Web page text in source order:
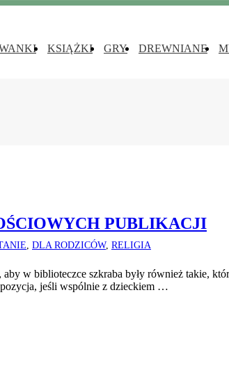
KSIĄŻKI GRY DREWNIANE
PUBLIKACJI
, DLA RODZICÓW, RELIGIA
w biblioteczce szkraba były również takie,
jeśli wspólnie z dzieckiem …